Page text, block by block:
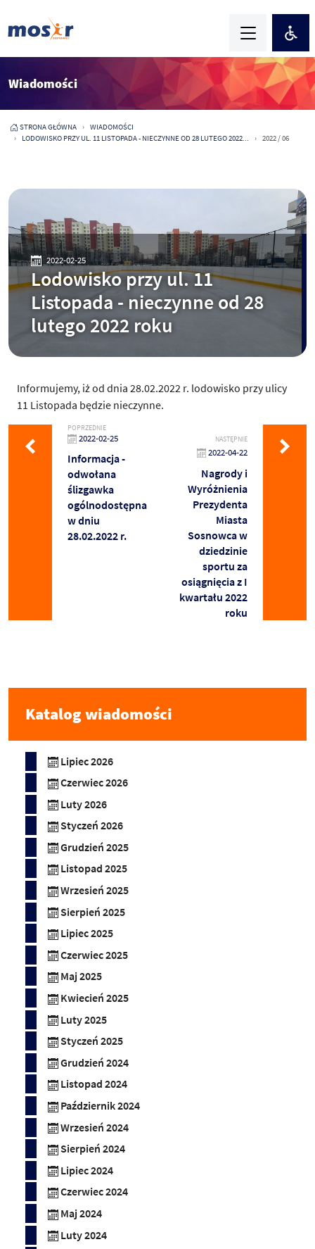
Wiadomości
STRONA GŁÓWNA
WIADOMOŚCI
LODOWISKO PRZY UL. 11 LISTOPADA - NIECZYNNE OD 28 LUTEGO 2022...
2022 / 06
2022-02-25
Lodowisko przy ul. 11
Listopada - nieczynne od 28
lutego 2022 roku
Informujemy, iż od dnia 28.02.2022 r. lodowisko przy ulicy
11 Listopada będzie nieczynne.
POPRZEDNIE
2022-02-25
Informacja -
odwołana
ślizgawka
ogólnodostępna
w dniu
28.02.2022 r.
NASTĘPNIE
2022-04-22
Nagrody i
Wyróżnienia
Prezydenta
Miasta
Sosnowca w
dziedzinie
sportu za
osiągnięcia z I
kwartału 2022
roku
Katalog wiadomości
Lipiec 2026
Czerwiec 2026
Luty 2026
Styczeń 2026
Grudzień 2025
Listopad 2025
Wrzesień 2025
Sierpień 2025
Lipiec 2025
Czerwiec 2025
Maj 2025
Kwiecień 2025
Luty 2025
Styczeń 2025
Grudzień 2024
Listopad 2024
Październik 2024
Wrzesień 2024
Sierpień 2024
Lipiec 2024
Czerwiec 2024
Maj 2024
Luty 2024